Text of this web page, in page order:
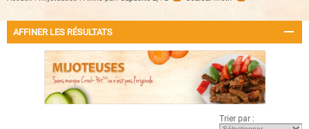
AFFINER LES RÉSULTATS
Trier par :